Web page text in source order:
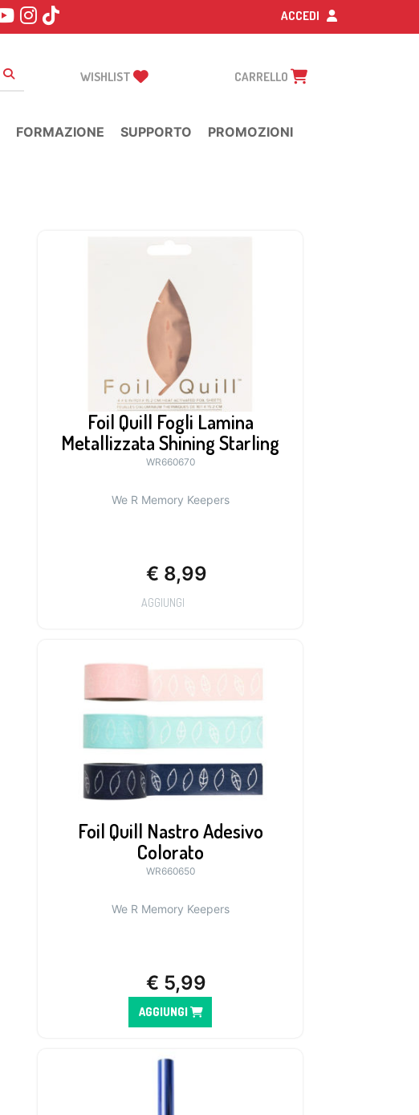
ACCEDI
WISHLIST CARRELLO
FORMAZIONE SUPPORTO PROMOZIONI
Foil Quill Fogli Lamina
Metallizzata Shining Starling
WR660670
We R Memory Keepers
€ 8,99
AGGIUNGI
Foil Quill Nastro Adesivo
Colorato
WR660650
We R Memory Keepers
€ 5,99
AGGIUNGI